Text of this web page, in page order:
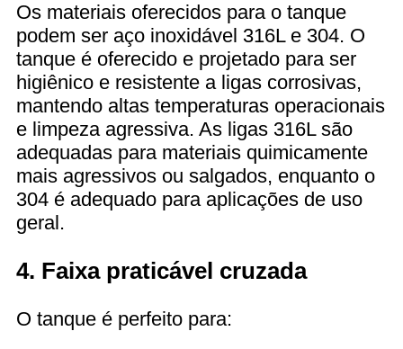
Os materiais oferecidos para o tanque
podem ser aço inoxidável 316L e 304. O
tanque é oferecido e projetado para ser
higiênico e resistente a ligas corrosivas,
mantendo altas temperaturas operacionais
e limpeza agressiva. As ligas 316L são
adequadas para materiais quimicamente
mais agressivos ou salgados, enquanto o
304 é adequado para aplicações de uso
geral.
4. Faixa praticável cruzada
O tanque é perfeito para: